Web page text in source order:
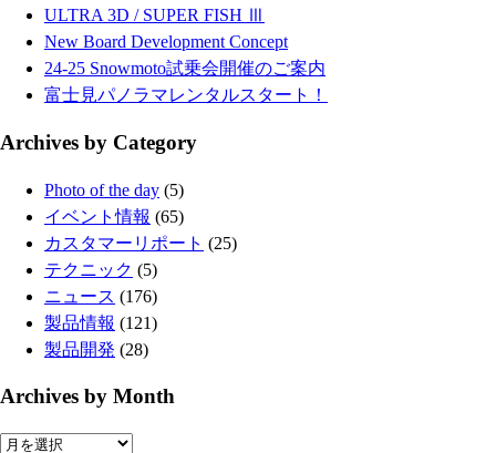
ULTRA 3D / SUPER FISH Ⅲ
New Board Development Concept
24-25 Snowmoto試乗会開催のご案内
富士見パノラマレンタルスタート！
Archives by Category
Photo of the day (5)
イベント情報 (65)
カスタマーリポート (25)
テクニック (5)
ニュース (176)
製品情報 (121)
製品開発 (28)
Archives by Month
Archives